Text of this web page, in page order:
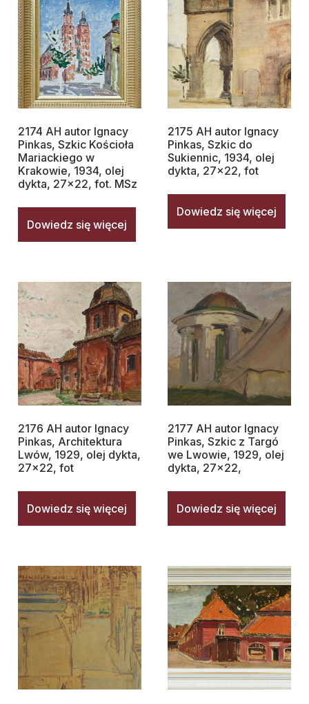
2174 AH autor Ignacy
Pinkas, Szkic Kościoła
Mariackiego w
Krakowie, 1934, olej
dykta, 27×22, fot. MSz
Dowiedz się więcej
2175 AH autor Ignacy
Pinkas, Szkic do
Sukiennic, 1934, olej
dykta, 27×22, fot
Dowiedz się więcej
2176 AH autor Ignacy
Pinkas, Architektura
Lwów, 1929, olej dykta,
27×22, fot
Dowiedz się więcej
2177 AH autor Ignacy
Pinkas, Szkic z Targó
we Lwowie, 1929, olej
dykta, 27×22,
Dowiedz się więcej